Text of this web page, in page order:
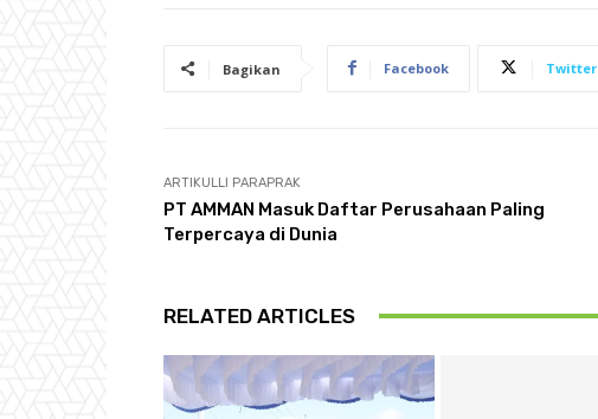
Bagikan Facebook Twitter
ARTIKULLI PARAPRAK
PT AMMAN Masuk Daftar Perusahaan Paling
Terpercaya di Dunia
RELATED ARTICLES